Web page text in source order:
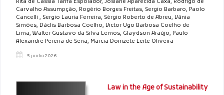
Rita de Cássia Tarifa Espolador, Josiane Aparecida Caxa, Rodrigo de
Carvalho Assumpção, Rogério Borges Freitas, Sergio Barbaro, Paolo
Cancelli , Sergio Lauria Ferreira, Sérgio Roberto de Abreu, Vânia
Simões, Dáclis Barbosa Coelho, Victor Ugo Barbosa Coelho de
Lima, Walter Gustavo da Silva Lemos, Glaydson Araújo, Paulo
Alexandre Pereira de Sena, Marcia Donizete Leite Oliveira
5 junho 2026
Law in the Age of Sustainability